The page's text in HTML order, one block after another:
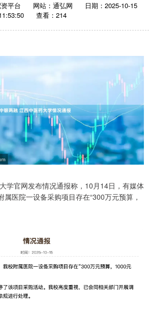
平台 网站：通弘网
日期：2025-10-15
查看：214
学官网发布情况通报称，10月14日，有媒体
医院一设备采购项目存在“300万元预算，